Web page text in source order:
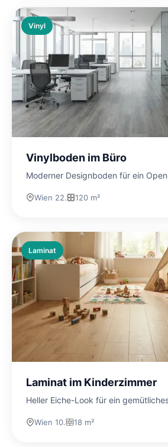
Vinyl
Vinylboden im Büro
Moderner Designboden für ein
Wien 22. 120 m²
Laminat
Laminat im Kinderzimmer
Heller Eiche-Look für ein
Wien 10. 18 m²